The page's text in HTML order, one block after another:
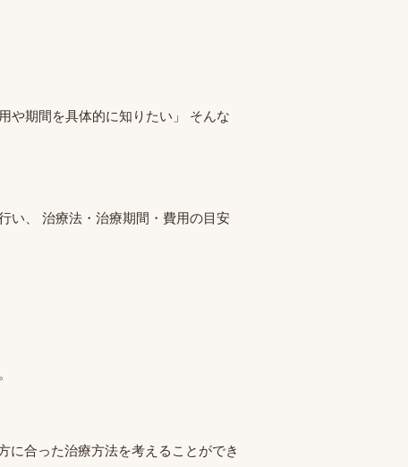
や期間を具体的に知りたい」 そんな
い、 治療法・治療期間・費用の目安
に合った治療方法を考えることができ